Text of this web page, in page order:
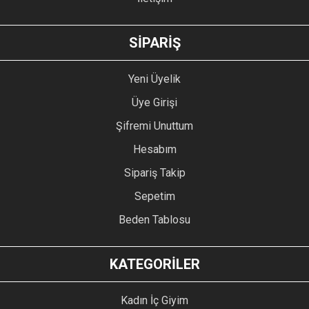
GÖNDER
SİPARİŞ
Yeni Üyelik
Üye Girişi
Şifremi Unuttum
Hesabım
Sipariş Takip
Sepetim
Beden Tablosu
KATEGORİLER
Kadın İç Giyim